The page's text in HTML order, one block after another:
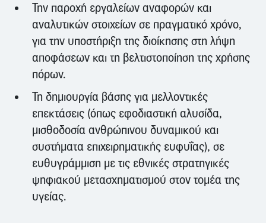
Την παροχή εργαλείων αναφορών και
αναλυτικών στοιχείων σε πραγματικό χρόνο,
για την υποστήριξη της διοίκησης στη λήψη
αποφάσεων και τη βελτιστοποίηση της χρήσης
πόρων.
Τη δημιουργία βάσης για μελλοντικές
επεκτάσεις (όπως εφοδιαστική αλυσίδα,
μισθοδοσία ανθρώπινου δυναμικού και
συστήματα επιχειρηματικής ευφυΐας), σε
ευθυγράμμιση με τις εθνικές στρατηγικές
ψηφιακού μετασχηματισμού στον τομέα της
υγείας.